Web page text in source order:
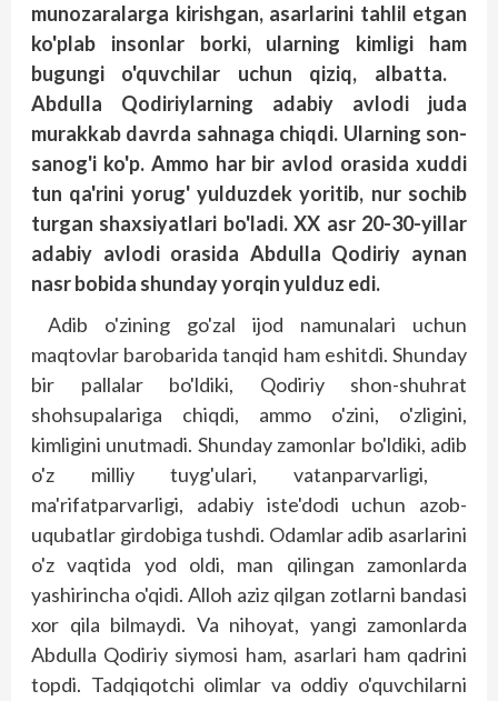
munozaralarga kirishgan, asarlarini tahlil etgan
ko'plab insonlar borki, ularning kimligi ham
bugungi o'quvchilar uchun qiziq, albatta.
Abdulla Qodiriylarning adabiy avlodi juda
murakkab davrda sahnaga chiqdi. Ularning son-
sanog'i ko'p. Ammo har bir avlod orasida xuddi
tun qa'rini yorug' yulduzdek yoritib, nur sochib
turgan shaxsiyatlari bo'ladi. XX asr 20-30-yillar
adabiy avlodi orasida Abdulla Qodiriy aynan
nasr bobida shunday yorqin yulduz edi.
Adib o'zining go'zal ijod namunalari uchun
maqtovlar barobarida tanqid ham eshitdi. Shunday
bir pallalar bo'ldiki, Qodiriy shon-shuhrat
shohsupalariga chiqdi, ammo o'zini, o'zligini,
kimligini unutmadi. Shunday zamonlar bo'ldiki, adib
o'z milliy tuyg'ulari, vatanparvarligi,
ma'rifatparvarligi, adabiy iste'dodi uchun azob-
uqubatlar girdobiga tushdi. Odamlar adib asarlarini
o'z vaqtida yod oldi, man qilingan zamonlarda
yashirincha o'qidi. Alloh aziz qilgan zotlarni bandasi
xor qila bilmaydi. Va nihoyat, yangi zamonlarda
Abdulla Qodiriy siymosi ham, asarlari ham qadrini
topdi. Tadqiqotchi olimlar va oddiy o'quvchilarni